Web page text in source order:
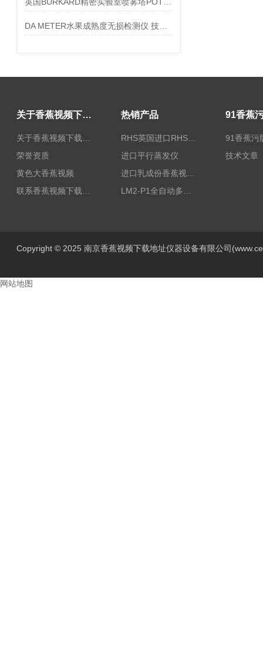
关于香蕉视频下载地址
荣誉资质
黄色大香蕉视频
热销产品
RHS英国进口RHS植物标准比色卡
进口平行蒸发仪
进口乳成份香蕉视频黄色片/乳品香蕉视频黄色片
91香蕉污
技术文章
Copyright © 2025 南京香蕉视频下载地址仪器设备有限公司
网站地图